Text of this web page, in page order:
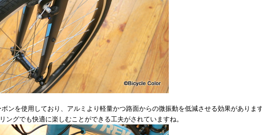
ンを使用しており、アルミより軽量かつ路面からの微振動を低減させる効果がありま
グでも快適に楽しむことができる工夫がされていますね。